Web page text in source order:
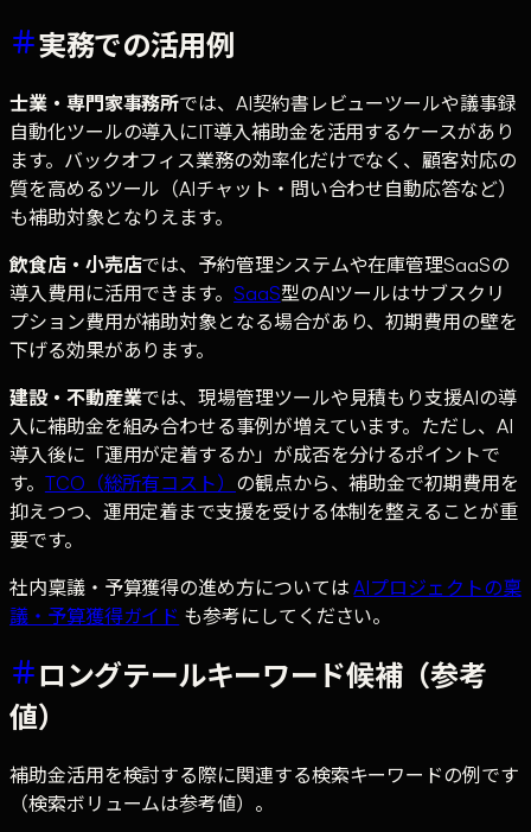
実務での活用例
士業・専門家事務所では、AI契約書レビューツールや議事録
自動化ツールの導入にIT導入補助金を活用するケースがあり
ます。バックオフィス業務の効率化だけでなく、顧客対応の
質を高めるツール（AIチャット・問い合わせ自動応答など）
も補助対象となりえます。
飲食店・小売店では、予約管理システムや在庫管理SaaSの
導入費用に活用できます。SaaS型のAIツールはサブスクリ
プション費用が補助対象となる場合があり、初期費用の壁を
下げる効果があります。
建設・不動産業では、現場管理ツールや見積もり支援AIの導
入に補助金を組み合わせる事例が増えています。ただし、AI
導入後に「運用が定着するか」が成否を分けるポイントで
す。 TCO（総所有コスト） の観点から、補助金で初期費用を
抑えつつ、運用定着まで支援を受ける体制を整えることが重
要です。
社内稟議・予算獲得の進め方についてはAIプロジェクトの稟
議・予算獲得ガイド も参考にしてください。
ロングテールキーワード候補（参考
値）
補助金活用を検討する際に関連する検索キーワードの例です
（検索ボリュームは参考値）。